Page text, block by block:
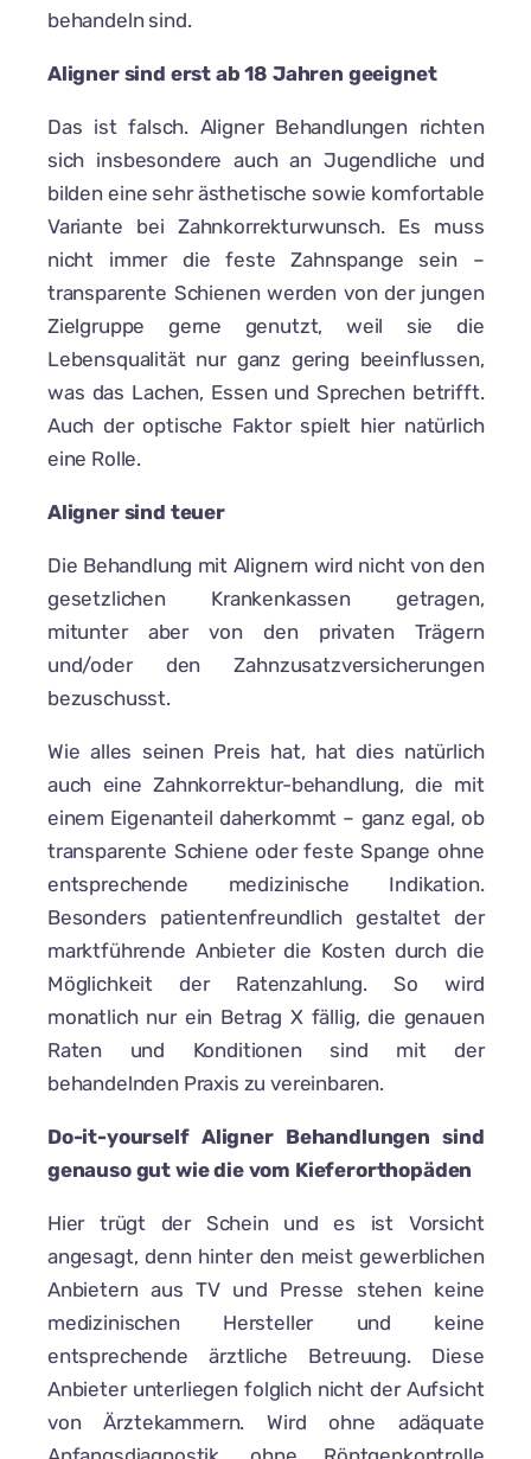
behandeln sind.
Aligner sind erst ab 18 Jahren geeignet
Das ist falsch. Aligner Behandlungen richten
sich insbesondere auch an Jugendliche und
bilden eine sehr ästhetische sowie komfortable
Variante bei Zahnkorrekturwunsch. Es muss
nicht immer die feste Zahnspange sein –
transparente Schienen werden von der jungen
Zielgruppe gerne genutzt, weil sie die
Lebensqualität nur ganz gering beeinflussen,
was das Lachen, Essen und Sprechen betrifft.
Auch der optische Faktor spielt hier natürlich
eine Rolle.
Aligner sind teuer
Die Behandlung mit Alignern wird nicht von den
gesetzlichen Krankenkassen getragen,
mitunter aber von den privaten Trägern
und/oder den Zahnzusatzversicherungen
bezuschusst.
Wie alles seinen Preis hat, hat dies natürlich
auch eine Zahnkorrektur-behandlung, die mit
einem Eigenanteil daherkommt – ganz egal, ob
transparente Schiene oder feste Spange ohne
entsprechende medizinische Indikation.
Besonders patientenfreundlich gestaltet der
marktführende Anbieter die Kosten durch die
Möglichkeit der Ratenzahlung. So wird
monatlich nur ein Betrag X fällig, die genauen
Raten und Konditionen sind mit der
behandelnden Praxis zu vereinbaren.
Do-it-yourself Aligner Behandlungen sind
genauso gut wie die vom Kieferorthopäden
Hier trügt der Schein und es ist Vorsicht
angesagt, denn hinter den meist gewerblichen
Anbietern aus TV und Presse stehen keine
medizinischen Hersteller und keine
entsprechende ärztliche Betreuung. Diese
Anbieter unterliegen folglich nicht der Aufsicht
von Ärztekammern. Wird ohne adäquate